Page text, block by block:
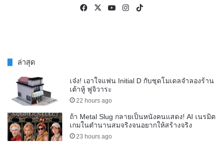
Facebook
X YouTubeInstagram
ล่าสุด
เจ๋ง! เอาใจแฟน Initial D กับชุดโมเดลจำลองร้าน
เต้าหู้ ฟูจิวาระ
22 hours ago
ถ้า Metal Slug กลายเป็นหนังคนแสดง! AI เนรมิต
เกมในตำนานสมจริงจนอยากให้สร้างจริง
23 hours ago